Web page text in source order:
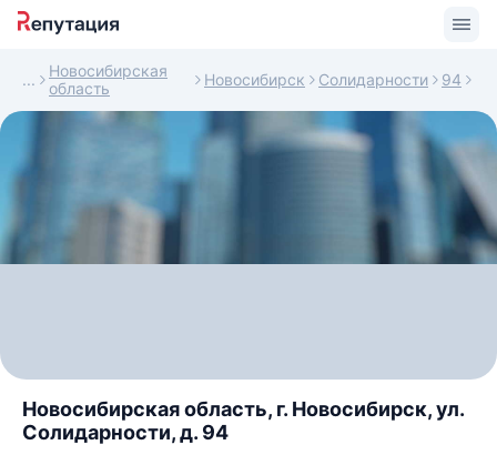
Новосибирская
область
Новосибирск Солидарности 94
Новосибирская область, г. Новосибирск, ул.
Солидарности, д. 94